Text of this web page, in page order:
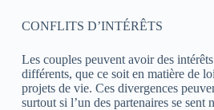
CONFLITS D’INTÉRÊTS
Les couples peuvent avoir des
différents, que ce soit en matière de
projets de vie. Ces divergences
surtout si l’un des partenaires se sent